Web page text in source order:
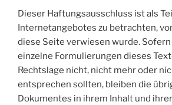
Dieser Haftungsausschluss ist als
Internetangebotes zu betrachten,
diese Seite verwiesen wurde.
einzelne Formulierungen dieses
Rechtslage nicht, nicht mehr oder
entsprechen sollten, bleiben die
Dokumentes in ihrem Inhalt und